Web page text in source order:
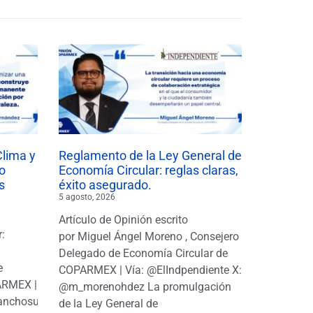
y
|
Reglamento de la Ley General de
Economía Circular: reglas claras,
éxito asegurado.
5 agosto, 2026
Artículo de Opinión escrito
por Miguel Ángel Moreno , Consejero
Delegado de Economía Circular de
COPARMEX | Vía: @ElIndpendiente X:
@m_morenohdez La promulgación
de la Ley General de